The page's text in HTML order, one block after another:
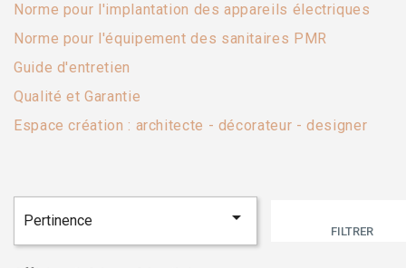
Norme pour l'implantation des appareils électriques
Norme pour l'équipement des sanitaires PMR
Guide d'entretien
Qualité et Garantie
Espace création : architecte - décorateur - designer
Pertinence 
FILTRER